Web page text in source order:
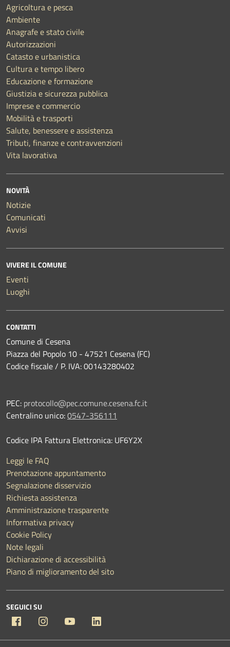
Agricoltura e pesca
Ambiente
Anagrafe e stato civile
Autorizzazioni
Catasto e urbanistica
Cultura e tempo libero
Educazione e formazione
Giustizia e sicurezza pubblica
Imprese e commercio
Mobilità e trasporti
Salute, benessere e assistenza
Tributi, finanze e contravvenzioni
Vita lavorativa
NOVITÀ
Notizie
Comunicati
Avvisi
VIVERE IL COMUNE
Eventi
Luoghi
CONTATTI
Comune di Cesena
Piazza del Popolo 10 - 47521 Cesena (FC)
Codice fiscale / P. IVA: 00143280402
PEC: protocollo@pec.comune.cesena.fc.it
Centralino unico:0547-356111
Codice IPA Fattura Elettronica: UF6Y2X
Leggi le FAQ
Prenotazione appuntamento
Segnalazione disservizio
Richiesta assistenza
Amministrazione trasparente
Informativa privacy
Cookie Policy
Note legali
Dichiarazione di accessibilità
Piano di miglioramento del sito
SEGUICI SU
Facebook Instagram YouTube